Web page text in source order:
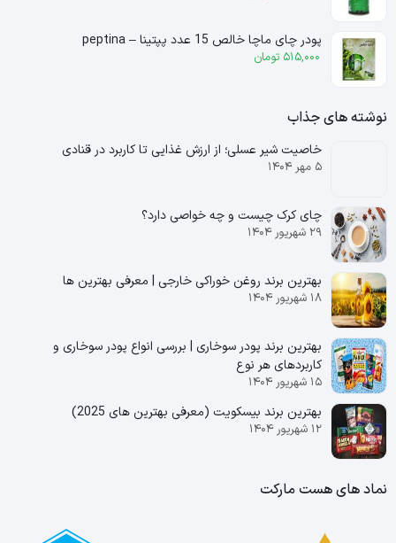
پودر چای ماچا خالص 15 عدد پپتینا – peptina
515,000 تومان
نوشته های جذاب
خاصیت شیر عسلی؛ از ارزش غذایی تا کاربرد در قنادی
۵ مهر ۱۴۰۴
چای کرک چیست و چه خواصی دارد؟
۲۹ شهریور ۱۴۰۴
بهترین برند روغن خوراکی خارجی | معرفی بهترین ها
۱۸ شهریور ۱۴۰۴
بهترین برند پودر سوخاری | بررسی انواع پودر سوخاری و
کاربردهای هر نوع
۱۵ شهریور ۱۴۰۴
بهترین برند بیسکویت (معرفی بهترین‌ های 2025)
۱۲ شهریور ۱۴۰۴
نماد های هست مارکت